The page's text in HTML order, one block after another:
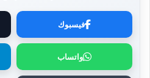
فيسبوك
واتساب